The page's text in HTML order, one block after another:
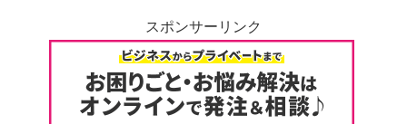
スポンサーリンク